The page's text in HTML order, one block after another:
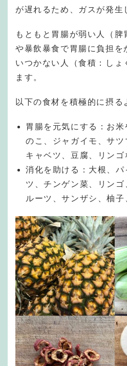
が遅れるため、ガスが発生
もともと胃腸が弱い人（脾
や暴飲暴食で胃腸に負担を
いつかない人（食積：しょ
ます。
以下の食材を積極的に摂る
胃腸を元気にする：お
のこ、ジャガイモ、サツ
キャベツ、豆腐、リンゴ
消化を助ける：大根、
ツ、チンゲン菜、リン
ルーツ、サンザシ、柚